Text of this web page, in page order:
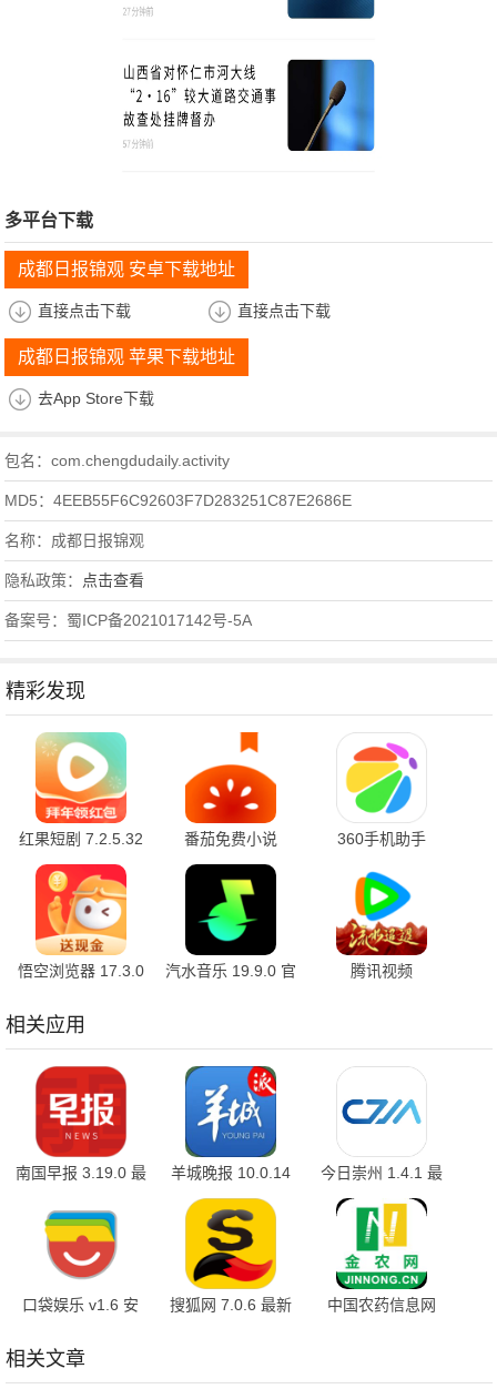
多平台下载
成都日报锦观 安卓下载地址
直接点击下载 直接点击下载
成都日报锦观 苹果下载地址
去App Store下载
包名：com.chengdudaily.activity
MD5：4EEB55F6C92603F7D283251C87E2686E
名称：成都日报锦观
隐私政策： 点击查看
备案号：蜀ICP备2021017142号-5A
精彩发现
红果短剧 7.2.5.32
官方版
番茄免费小说
7.2.5.32 安卓版
360手机助手
悟空浏览器 17.3.0
汽水音乐 19.9.0 官
腾讯视频
相关应用
南国早报 3.19.0 最
羊城晚报 10.0.14
官方版
今日崇州 1.4.1 最
口袋娱乐 v1.6 安
搜狐网 7.0.6 最新
中国农药信息网
相关文章